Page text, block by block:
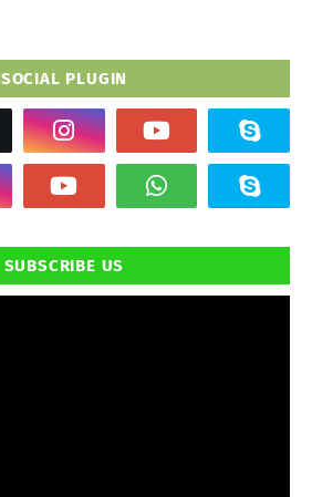
SOCIAL PLUGIN
SUBSCRIBE US